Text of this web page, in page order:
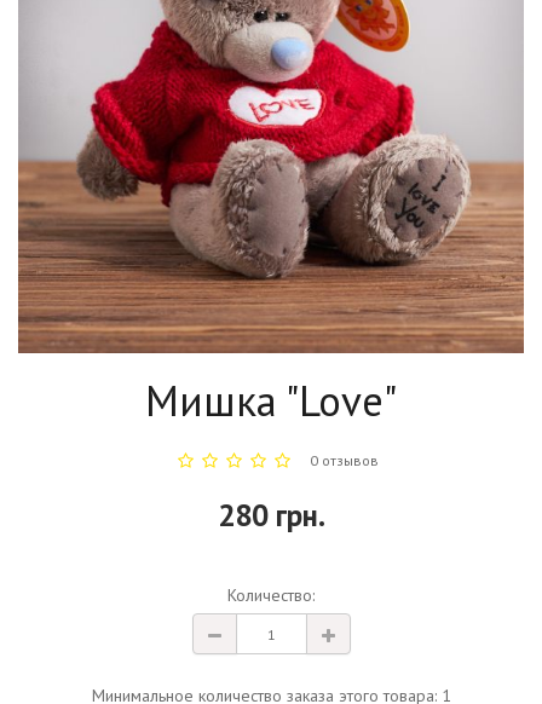
Мишка "Love"
0 отзывов
280 грн.
Количество:
Минимальное количество заказа этого товара: 1